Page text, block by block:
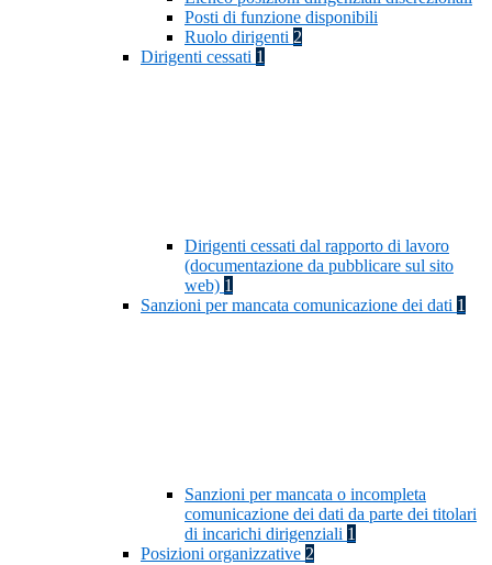
Posti di funzione disponibili
Ruolo dirigenti 2
Dirigenti cessati 1
Dirigenti cessati dal rapporto di lavoro
(documentazione da pubblicare sul sito
web) 1
Sanzioni per mancata comunicazione dei dati 1
Sanzioni per mancata o incompleta
comunicazione dei dati da parte dei titolari
di incarichi dirigenziali 1
Posizioni organizzative 2